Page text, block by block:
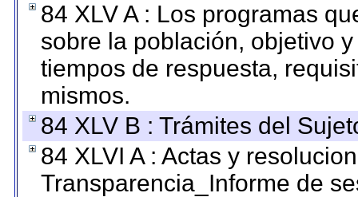
84 XLV A : Los programas
sobre la población, objetivo
tiempos de respuesta,
mismos.
84 XLV B : Trámites del
84 XLVI A : Actas y
Transparencia_Informe de